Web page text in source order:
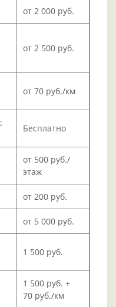
от 2 000 руб.
от 2 500 руб.
от 70 руб./км
Бесплатно
от 500 руб./
этаж
от 200 руб.
от 5 000 руб.
1 500 руб.
1 500 руб. +
70 руб./км